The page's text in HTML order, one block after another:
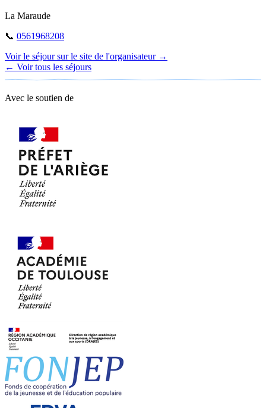
La Maraude
📞 0561968208
Voir le séjour sur le site de l'organisateur →
← Voir tous les séjours
Avec le soutien de